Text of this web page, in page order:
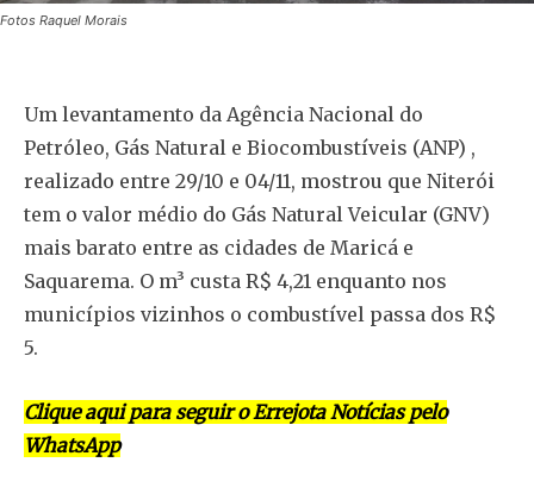
Fotos Raquel Morais
Um levantamento da Agência Nacional do
Petróleo, Gás Natural e Biocombustíveis (ANP) ,
realizado entre 29/10 e 04/11, mostrou que Niterói
tem o valor médio do Gás Natural Veicular (GNV)
mais barato entre as cidades de Maricá e
Saquarema. O m³ custa R$ 4,21 enquanto nos
municípios vizinhos o combustível passa dos R$
5.
Clique aqui para seguir o Errejota Notícias pelo
WhatsApp